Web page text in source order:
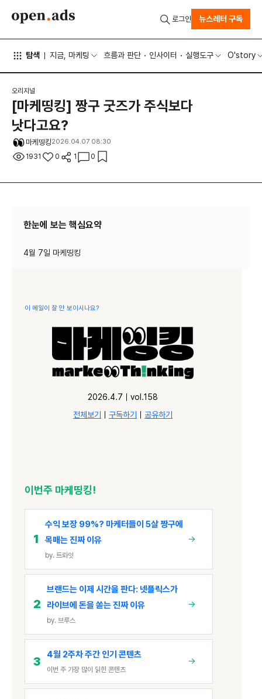
탐색 지금, 마케팅 흐름과 판단 인사이터 실행도구 O'story
로그인 뉴스레터 구독
오리지널
[마케띵킹] 짱구 굿즈가 주식보다
낫다고요?
마케띵킹2026.04.07 08:30
1931 0 1 0
한눈에 보는 핵심요약
이 메일이 잘 안 보이시나요?
2026.4.7｜vol.158
전체보기 ｜ 구독하기 ｜ 공유하기
이번주 마케띵킹!
1
수익 보장 99%? 마케터들이 5살 짱구에
목매는 진짜 이유
by. 트롸잇
→
2
브랜드는 이제 시간을 판다: 넷플릭스가
라이브에 돈을 쏟는 진짜 이유
by. 브루스
→
3 4월 2주차 주간 인기 콘텐츠
이번 주 가장 많이 읽힌 콘텐츠
→